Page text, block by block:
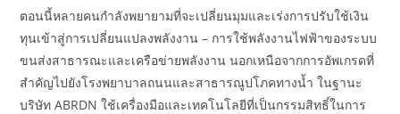
ตอนนี้หลายคนกำลังพยายามที่จะเปลี่ยนมุมและเร่งการปรับใช้เงิน
ทุนเข้าสู่การเปลี่ยนแปลงพลังงาน – การใช้พลังงานไฟฟ้าของระบบ
ขนส่งสาธารณะและเครือข่ายพลังงาน นอกเหนือจากการอัพเกรดที่
สำคัญไปยังโรงพยาบาลถนนและสาธารณูปโภคทางน้ำ ในฐานะ
บริษัท ABRDN ใช้เครื่องมือและเทคโนโลยีที่เป็นกรรมสิทธิ์ในการ